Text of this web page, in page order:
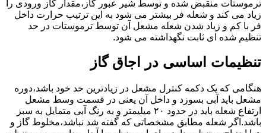
ترموستات منقبض شده و توسط شیر عبور گاز،مقدار گاز ورودی را
زیاد می کند و شعله فر بیشتر می شود به این ترتیب حرارت داخل
فر با کم و زیاد شدن شعله مشعل آن توسط ترموستات در حد
تنظیم شده ای ثابت نگهداشته می شود.
تنظیمات اساسی در اجاق گاز
هنگامی که یک دکمه کنترل مشعل در زیادترین حد خود باشد،دوره
مشعل باید آبی بسوزد و داخل آن یعنی در قسمت وسط مشعل
ارتفاع شعله باید در حدود ۲۰ میلیمتر و به رنگ آبی متمایل به سبز
باشد.اگر شعله مطابق مشخصاتی که گفته شد نباشد،مخلوط گاز و